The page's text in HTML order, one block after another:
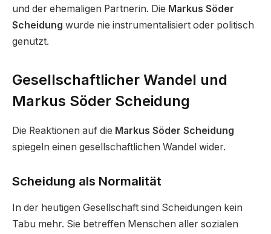
und der ehemaligen Partnerin. Die Markus Söder
Scheidung wurde nie instrumentalisiert oder politisch
genutzt.
Gesellschaftlicher Wandel und
Markus Söder Scheidung
Die Reaktionen auf die Markus Söder Scheidung
spiegeln einen gesellschaftlichen Wandel wider.
Scheidung als Normalität
In der heutigen Gesellschaft sind Scheidungen kein
Tabu mehr. Sie betreffen Menschen aller sozialen